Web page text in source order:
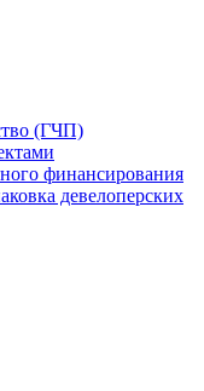
(ГЧП)
финансирования
девелоперских